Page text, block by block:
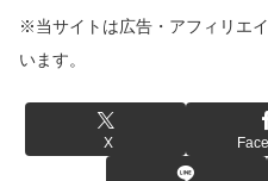
※当サイトは広告・アフィリエ
います。
X